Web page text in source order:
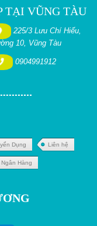
TẠI VŨNG TÀU
225/3 Lưu Chí Hiếu,
10, Vũng Tàu
0904991912
Dụng Liên hệ
Hàng